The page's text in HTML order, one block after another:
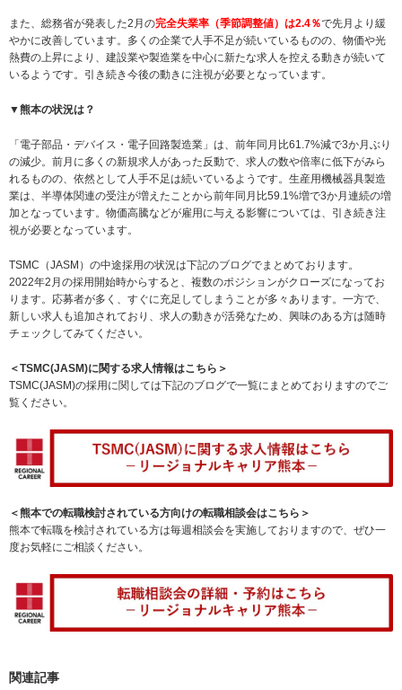
また、総務省が発表した2月の完全失業率（季節調整値）は2.4％で先月より緩
やかに改善しています。多くの企業で人手不足が続いているものの、物価や光
熱費の上昇により、建設業や製造業を中心に新たな求人を控える動きが続いて
いるようです。引き続き今後の動きに注視が必要となっています。
▼熊本の状況は？
「電子部品・デバイス・電子回路製造業」は、前年同月比61.7%減で3か月ぶり
の減少。前月に多くの新規求人があった反動で、求人の数や倍率に低下がみら
れるものの、依然として人手不足は続いているようです。生産用機械器具製造
業は、半導体関連の受注が増えたことから前年同月比59.1%増で3か月連続の増
加となっています。物価高騰などが雇用に与える影響については、引き続き注
視が必要となっています。
TSMC（JASM）の中途採用の状況は下記のブログでまとめております。
2022年2月の採用開始時からすると、複数のポジションがクローズになってお
ります。応募者が多く、すぐに充足してしまうことが多々あります。一方で、
新しい求人も追加されており、求人の動きが活発なため、興味のある方は随時
チェックしてみてください。
＜TSMC(JASM)に関する求人情報はこちら＞
TSMC(JASM)の採用に関しては下記のブログで一覧にまとめておりますのでご
覧ください。
＜熊本での転職検討されている方向けの転職相談会はこちら＞
熊本で転職を検討されている方は毎週相談会を実施しておりますので、ぜひ一
度お気軽にご相談ください。
関連記事